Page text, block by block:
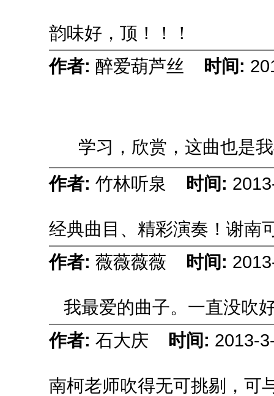
韵味好，顶！！！
作者: 醉爱葫芦丝 时间:
学习，欣赏，这曲也是我
作者: 竹林听泉 时间:
经典曲目、精彩演奏！谢南
作者: 薇薇薇薇 时间:
我最爱的曲子。一直没吹
作者: 石大庆 时间: 2013-
南柯老师吹得无可挑剔，可